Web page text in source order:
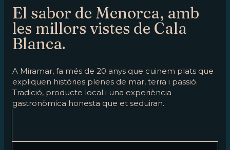
El sabor de Menorca, amb
les millors vistes de Cala
Blanca.
A Miramar, fa més de 20 anys que cuinem plats que
expliquen històries plenes de mar, terra i passió.
Tradició, producte local i una experiència
gastronòmica honesta que et seduiran.